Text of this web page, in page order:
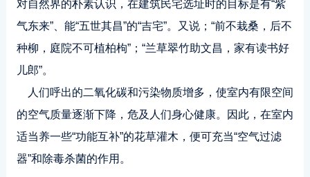
对自然界的朴素认识，在建筑民宅选址时的目标是有“紫
气东来”、能“五世其昌”的“吉宅”。又说；“前不栽桑，后不
种柳，庭院不可植柏枸”；“兰草翠竹助文昌，家有读书好
儿郎”。
人们呼出的二氧化碳和污染物质增多，使室内有限空间
的空气质量逐渐下降，危及人们身心健康。因此，在室内
适当养一些“功能互补”的花草灌木，便可充当“空气过滤
器”和除毒杀菌的作用。